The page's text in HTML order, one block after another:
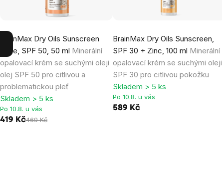
BrainMax Dry Oils Sunscreen
Face, SPF 50, 50 ml Minerální
opalovací krém se suchými oleji
olej SPF 50 pro citlivou a
problematickou pleť
Skladem > 5 ks
Po 10.8. u vás
419 Kč469 Kč
BrainMax Dry Oils Sunscreen,
SPF 30 + Zinc, 100 ml Minerální
opalovací krém se suchými oleji
SPF 30 pro citlivou pokožku
Skladem > 5 ks
Po 10.8. u vás
589 Kč